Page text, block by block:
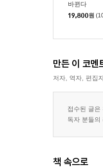
바뀐다
19,800원
만든 이 코멘
저자, 역자, 편집
접수된 글은
독자 분들의
책 속으로